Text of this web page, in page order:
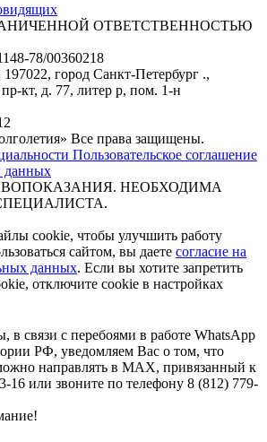
ОТВЕТСТВЕННОСТЬЮ
78/00360218
город Санкт-Петербург .,
кт, д. 77, литер р, пом. 1-н
Все права защищены.
Пользовательское соглашение
данных
НЕОБХОДИМА
cookie, чтобы улучшить работу
сайтом, вы даете согласие на
данных. Если вы хотите запретить
отключите cookie в настройках
в связи с перебоями в работе WhatsApp
РФ, уведомляем Вас о том, что
направлять в MAX, привязанный к
16 или звоните по телефону 8 (812) 779-